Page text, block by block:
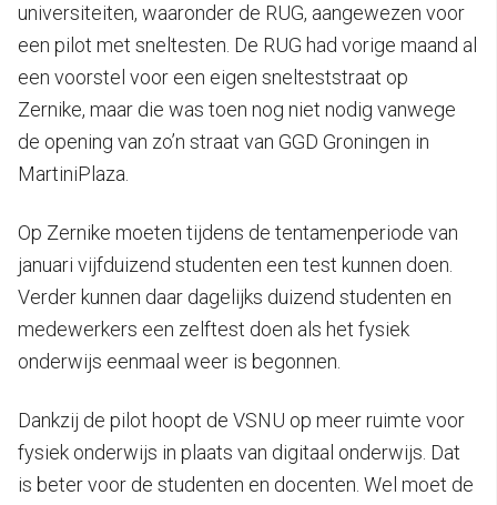
universiteiten, waaronder de RUG, aangewezen voor
een pilot met sneltesten. De RUG had vorige maand al
een voorstel voor een eigen snelteststraat op
Zernike, maar die was toen nog niet nodig vanwege
de opening van zo’n straat van GGD Groningen in
MartiniPlaza.
Op Zernike moeten tijdens de tentamenperiode van
januari vijfduizend studenten een test kunnen doen.
Verder kunnen daar dagelijks duizend studenten en
medewerkers een zelftest doen als het fysiek
onderwijs eenmaal weer is begonnen.
Dankzij de pilot hoopt de VSNU op meer ruimte voor
fysiek onderwijs in plaats van digitaal onderwijs. Dat
is beter voor de studenten en docenten. Wel moet de